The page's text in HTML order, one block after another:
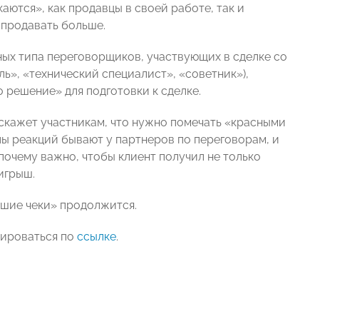
как продавцы в своей работе, так и
больше.
типа переговорщиков, участвующих в сделке со
«технический специалист», «советник»),
для подготовки к сделке.
участникам, что нужно помечать «красными
реакций бывают у партнеров по переговорам, и
важно, чтобы клиент получил не только
чеки» продолжится.
по ссылке.